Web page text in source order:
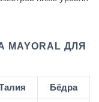
ДЛЯ
Бёдра